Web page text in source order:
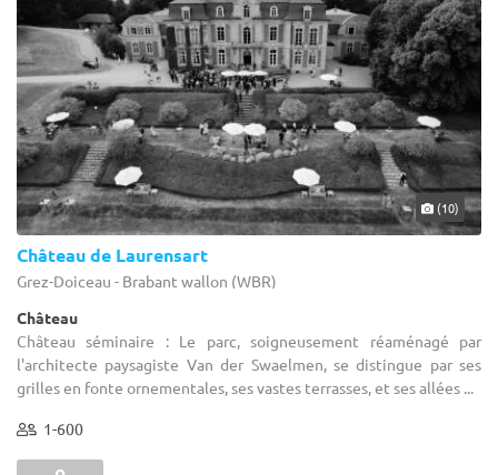
(10)
Château de Laurensart
Grez-Doiceau - Brabant wallon (WBR)
Château
Château séminaire : Le parc, soigneusement réaménagé par
l'architecte paysagiste Van der Swaelmen, se distingue par ses
grilles en fonte ornementales, ses vastes terrasses, et ses allées ...
1-600